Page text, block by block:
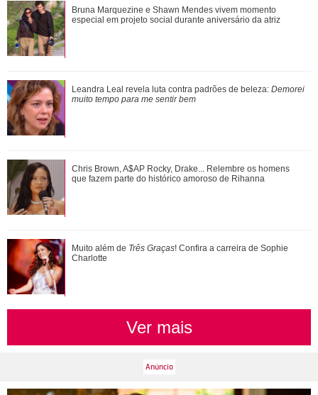
Relembre as vezes que Virginia Fonseca deu um fim a
polêmicas sem rebater diretamente os fat...
Shawn Mendes, João Guilherme, Enzo Celulari... Relembre
os amores - e affairs - de Bruna Mar...
Inesquecíveis! Confira as frases de Friends que marcaram
gerações
Muito além de Três Graças! Confira a carreira de Sophie
Charlotte
Bruna Marquezine e Shawn Mendes vivem momento
especial em projeto social durante aniversário da atriz
Leandra Leal revela luta contra padrões de beleza: Demorei
muito tempo para me sentir bem
Chris Brown, A$AP Rocky, Drake... Relembre os homens
que fazem parte do histórico amoroso de Rihanna
Muito além de Três Graças! Confira a carreira de Sophie
Charlotte
Ver mais